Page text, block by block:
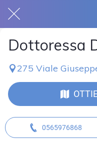
Dottoressa
275 Viale
0565976868